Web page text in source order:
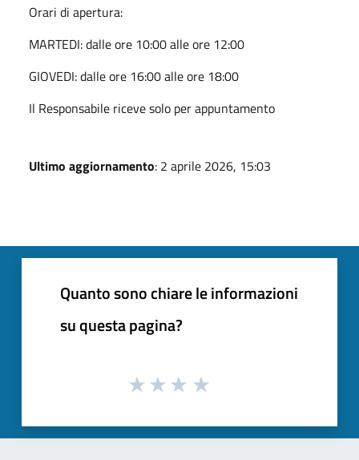
Orari di apertura:
MARTEDI: dalle ore 10:00 alle ore 12:00
GIOVEDI: dalle ore 16:00 alle ore 18:00
Il Responsabile riceve solo per appuntamento
Ultimo aggiornamento: 2 aprile 2026, 15:03
Quanto sono chiare le informazioni
su questa pagina?